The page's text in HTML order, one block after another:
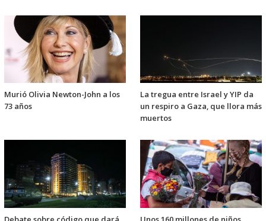
Murió Olivia Newton-John a los
73 años
La tregua entre Israel y YIP da
un respiro a Gaza, que llora más
muertos